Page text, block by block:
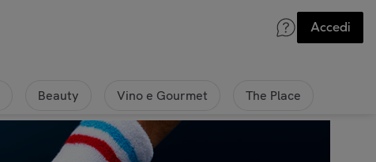
Accedi
Beauty Vino e Gourmet The Place